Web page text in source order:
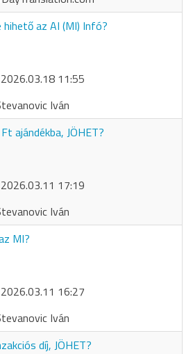
hihető az AI (MI) Infó?
2026.03.18 11:55
Iván
ajándékba, JÖHET?
2026.03.11 17:19
Iván
MI?
2026.03.11 16:27
Iván
díj, JÖHET?